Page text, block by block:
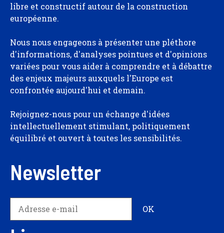
libre et constructif autour de la construction
européenne.
Nous nous engageons à présenter une pléthore
d'informations, d'analyses pointues et d'opinions
variées pour vous aider à comprendre et à débattre
des enjeux majeurs auxquels l'Europe est
confrontée aujourd'hui et demain.
Rejoignez-nous pour un échange d'idées
intellectuellement stimulant, politiquement
équilibré et ouvert à toutes les sensibilités.
Newsletter